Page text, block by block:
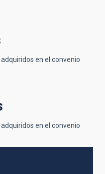
en el convenio
en el convenio